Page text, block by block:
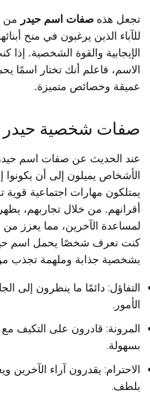
تجعل هذه صفات اسم حيدر من
للآباء الذين يرغبون في منح
الإيجابية والقوة الشخصية. إذا
الاسم، فاعلم أنك تختار اسمًا
عميقة وخصائص متميزة.
صفات شخصية حيدر
عند الحديث عن صفات اسم
الأشخاص يميلون إلى أن يكونوا
يمتلكون مهارات اجتماعية قوية
أقرانهم. من خلال تجاربهم،
لمساعدة الآخرين، مما يعزز من
كنت تعرف شخصًا يحمل اسم
بشخصية جذابة وملهمة تجذب
التفاؤل: دائمًا ما ينظرون إلى
الأمور.
المرونة: قادرون على التكيف
بسهولة.
الاحترام: يقدرون آراء الآخرين
بلطف.